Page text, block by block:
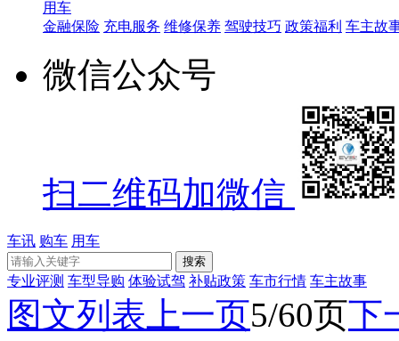
用车
金融保险 充电服务 维修保养 驾驶技巧 政策福利 车主故
微信公众号
扫二维码加微信
车讯 购车 用车
专业评测 车型导购 体验试驾 补贴政策 车市行情 车主故事
图文列表 上一页5/60页下